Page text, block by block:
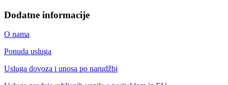
Dodatne informacije
O nama
Ponuda usluga
Usluga dovoza i unosa po narudžbi